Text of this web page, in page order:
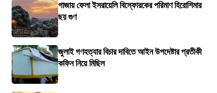
গাজায় ফেলা ইসরায়েলি বিস্ফোরকের পরিমাণ হিরোশিমার
ছয় গুণ
জুলাই গণহত্যার বিচার দাবিতে আইন উপদেষ্টার প্রতীকী
কফিন নিয়ে মিছিল